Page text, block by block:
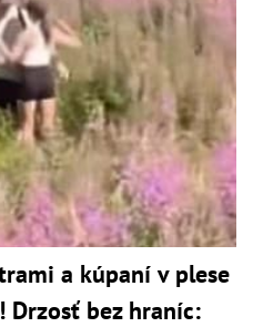
a kúpaní v plese
Drzosť bez hraníc: